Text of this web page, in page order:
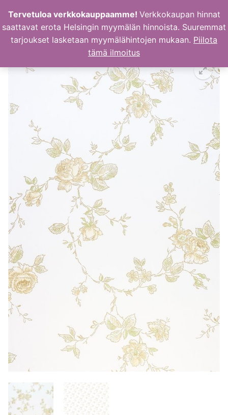
sisältöön
Tervetuloa verkkokauppaamme! Verkkokaupan hinnat
saattavat erota Helsingin myymälän hinnoista. Suuremmat
tarjoukset lasketaan myymälähintojen mukaan. Piilota
tämä ilmoitus